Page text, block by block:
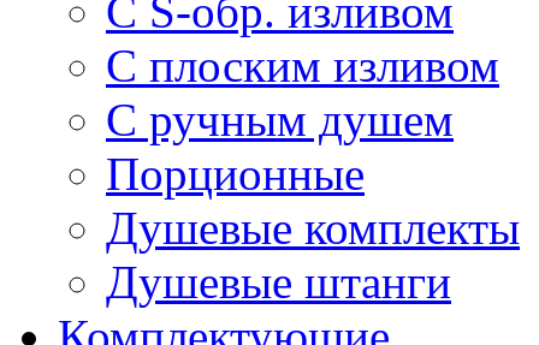
С S-обр. изливом
С плоским изливом
С ручным душем
Порционные
Душевые комплекты
Душевые штанги